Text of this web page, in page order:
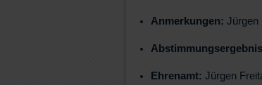
Anmerkungen: Jürgen
Ehrenamt: Jürgen